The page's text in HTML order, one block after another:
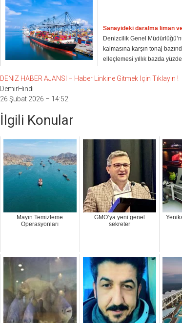
Sanayideki daralma liman
Denizcilik Genel
kalmasına karşın tonaj
elleçlemesi yıllık bazda
DENIZ HABER AJANSI – Haber Linkine Gitmek İçin Tıklayın !
DemirHindi
26 Şubat 2026 – 14:52
İlgili Konular
Mayın Temizleme
Operasyonları
GMO’ya yeni genel
sekreter